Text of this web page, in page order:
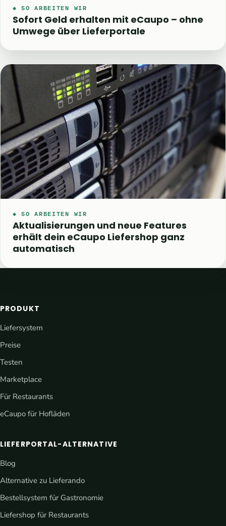
◆ SO ARBEITEN WIR
Sofort Geld erhalten mit eCaupo – ohne
Umwege über Lieferportale
◆ SO ARBEITEN WIR
Aktualisierungen und neue Features
erhält dein eCaupo Liefershop ganz
automatisch
PRODUKT
Liefersystem
Preise
Testen
Marketplace
Für Restaurants
eCaupo für Hofläden
LIEFERPORTAL-ALTERNATIVE
Blog
Alternative zu Lieferando
Bestellsystem für Gastronomie
Liefershop für Restaurants